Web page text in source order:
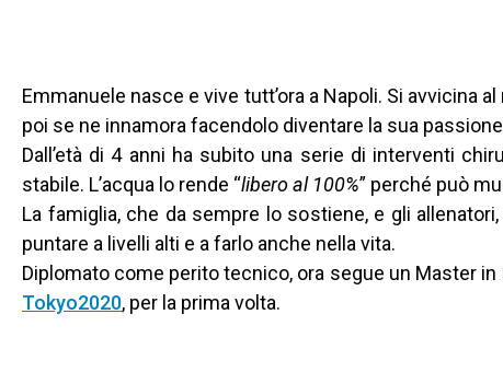
Emmanuele nasce e vive tutt’ora a Napoli. Si avvicina
poi se ne innamora facendolo diventare la sua
Dall’età di 4 anni ha subito una serie di interventi
stabile. L’acqua lo rende “libero al 100%” perché può
La famiglia, che da sempre lo sostiene, e gli
puntare a livelli alti e a farlo anche nella vita.
Diplomato come perito tecnico, ora segue un Master
Tokyo2020, per la prima volta.